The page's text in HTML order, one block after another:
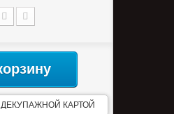
ДЕКУПАЖНОЙ КАРТОЙ